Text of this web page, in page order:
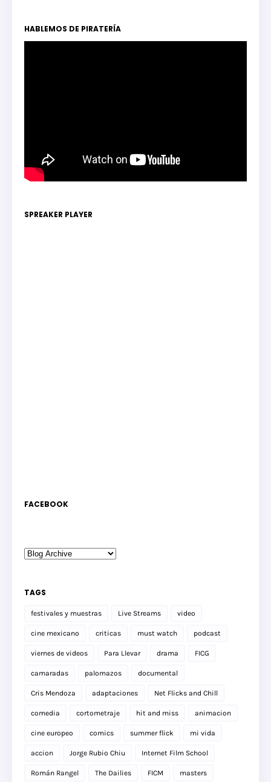
HABLEMOS DE PIRATERÍA
SPREAKER PLAYER
FACEBOOK
TAGS
festivales y muestras Live Streams video
cine mexicano criticas must watch podcast
viernes de videos Para Llevar drama FICG
camaradas palomazos documental
Cris Mendoza adaptaciones Net Flicks and Chill
comedia cortometraje hit and miss animacion
cine europeo comics summer flick mi vida
accion Jorge Rubio Chiu Internet Film School
Román Rangel The Dailies FICM masters